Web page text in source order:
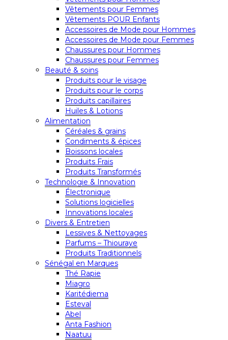
Vêtements pour Femmes
Vêtements POUR Enfants
Accessoires de Mode pour Hommes
Accessoires de Mode pour Femmes
Chaussures pour Hommes
Chaussures pour Femmes
Beauté & soins
Produits pour le visage
Produits pour le corps
Produits capillaires
Huiles & Lotions
Alimentation
Céréales & grains
Condiments & épices
Boissons locales
Produits Frais
Produits Transformés
Technologie & Innovation
Électronique
Solutions logicielles
Innovations locales
Divers & Entretien
Lessives & Nettoyages
Parfums – Thiouraye
Produits Traditionnels
Sénégal en Marques
Thé Rapie
Miagro
Karitédiema
Esteval
Abel
Anta Fashion
Naatuu